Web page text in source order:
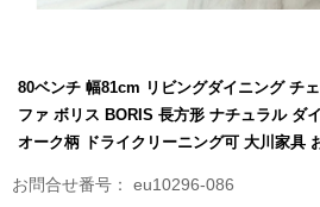
80ベンチ 幅81cm リビングダイニング チ
ファ ボリス BORIS 長方形 ナチュラル ダ
オーク柄 ドライクリーニング可 大川家具
eu10296-086